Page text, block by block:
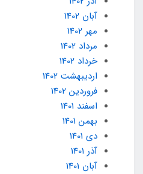
آبان 1402
مهر 1402
مرداد 1402
خرداد 1402
ارديبهشت 1402
فروردین 1402
اسفند 1401
بهمن 1401
دی 1401
آذر 1401
آبان 1401